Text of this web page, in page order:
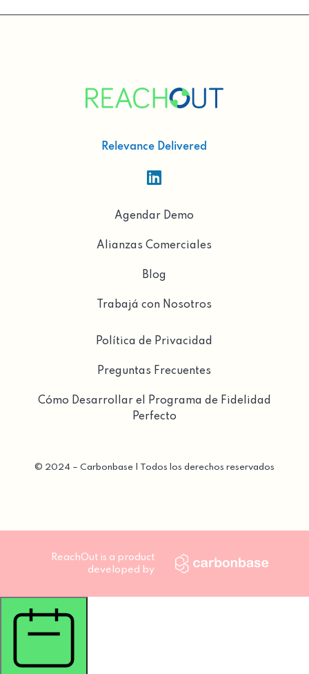
Relevance Delivered

Agendar Demo
Alianzas Comerciales
Blog
Trabajá con Nosotros
Política de Privacidad
Preguntas Frecuentes
Cómo Desarrollar el Programa de Fidelidad
Perfecto
© 2024 – Carbonbase | Todos los derechos reservados
ReachOut is a product
developed by